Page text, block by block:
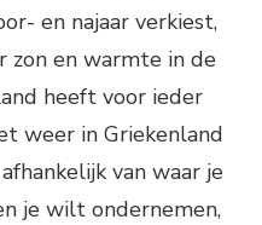
en najaar verkiest,
zon en warmte in de
heeft voor ieder
weer in Griekenland
van waar je
je wilt ondernemen,